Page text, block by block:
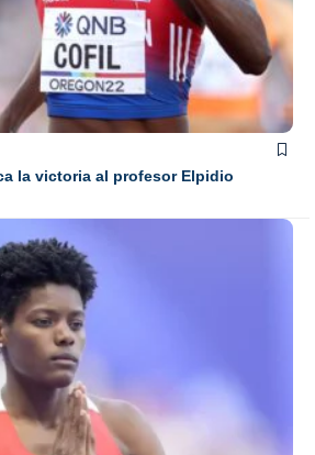
la victoria al profesor Elpidio